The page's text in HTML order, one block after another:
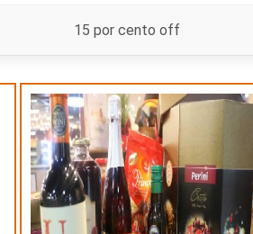
15 por cento off